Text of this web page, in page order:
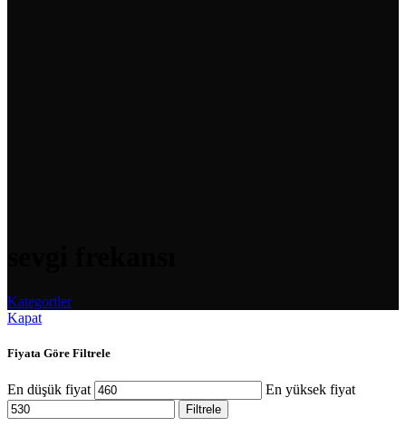
Kategoriler
Kapat
Fiyata Göre Filtrele
En düşük fiyat En yüksek fiyat
Filtrele